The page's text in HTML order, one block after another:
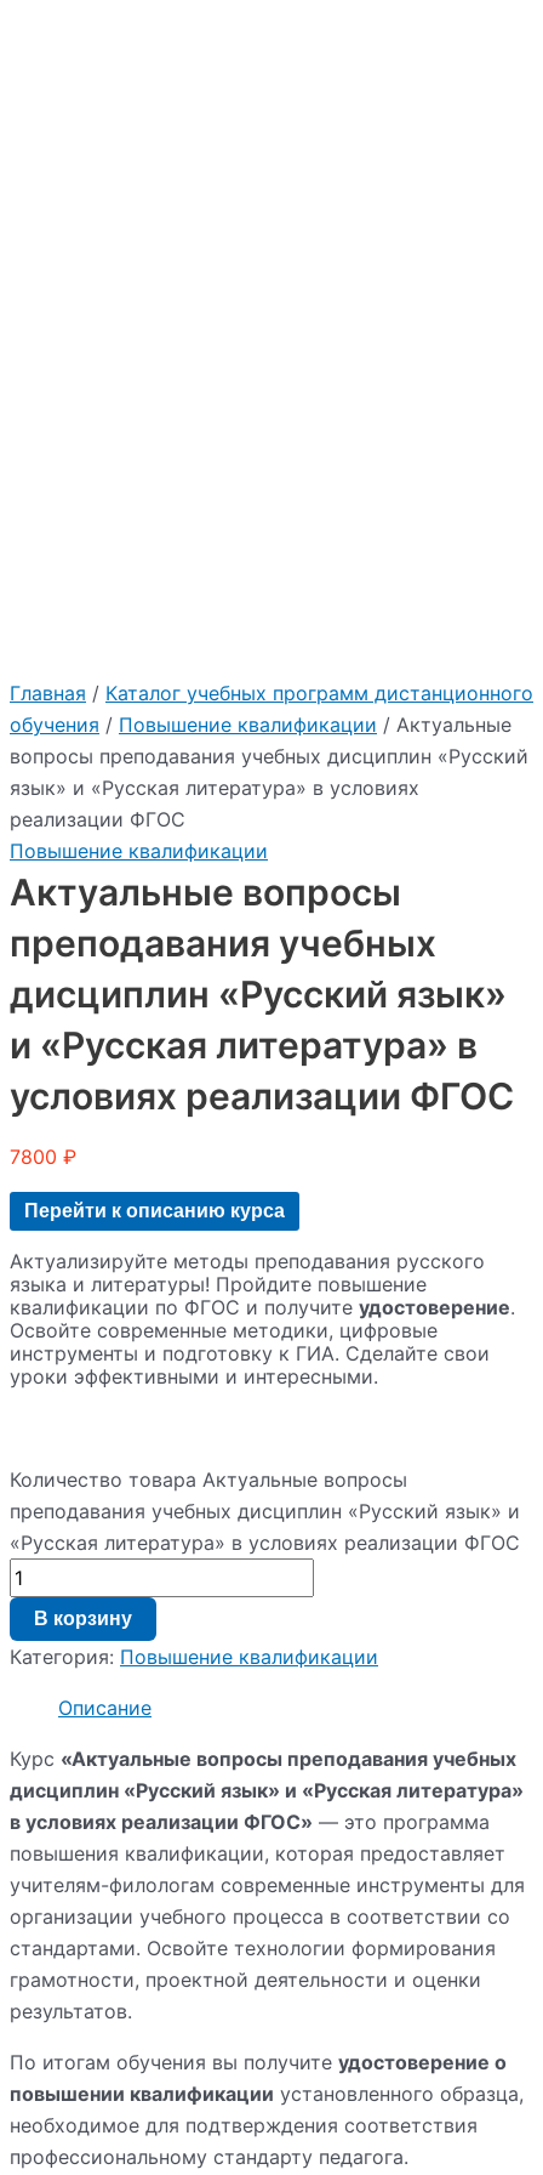
Главная / Каталог учебных программ дистанционного
обучения / Повышение квалификации / Актуальные
вопросы преподавания учебных дисциплин «Русский
язык» и «Русская литература» в условиях
реализации ФГОС
Повышение квалификации
Актуальные вопросы
преподавания учебных
дисциплин «Русский язык»
и «Русская литература» в
условиях реализации ФГОС
7800 ₽
Перейти к описанию курса
Актуализируйте методы преподавания русского
языка и литературы! Пройдите повышение
квалификации по ФГОС и получите удостоверение.
Освойте современные методики, цифровые
инструменты и подготовку к ГИА. Сделайте свои
уроки эффективными и интересными.
Количество товара Актуальные вопросы
преподавания учебных дисциплин «Русский язык» и
«Русская литература» в условиях реализации ФГОС
В корзину
Категория: Повышение квалификации
Описание
Курс «Актуальные вопросы преподавания учебных
дисциплин «Русский язык» и «Русская литература»
в условиях реализации ФГОС» — это программа
повышения квалификации, которая предоставляет
учителям-филологам современные инструменты для
организации учебного процесса в соответствии со
стандартами. Освойте технологии формирования
грамотности, проектной деятельности и оценки
результатов.
По итогам обучения вы получите удостоверение о
повышении квалификации установленного образца,
необходимое для подтверждения соответствия
профессиональному стандарту педагога.